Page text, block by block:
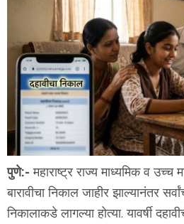
पुणे:- महाराष्ट्र राज्य माध्यमिक व उच्च
बारावीचा निकाल जाहीर झाल्यानंतर
निकालाकडे लागल्या होत्या. यावर्षी